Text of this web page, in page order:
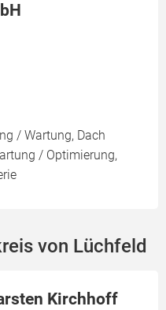
/ Wartung, Dach
/ Optimierung,
von Lüchfeld
Kirchhoff